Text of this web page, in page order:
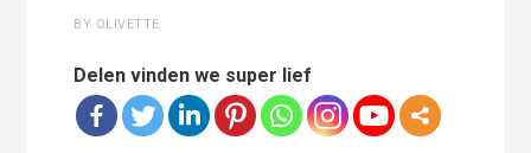
BY OLIVETTE
Delen vinden we super lief